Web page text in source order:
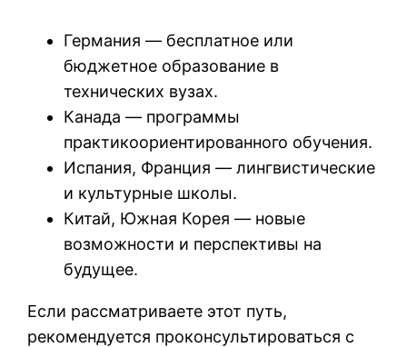
Германия — бесплатное или
бюджетное образование в
технических вузах.
Канада — программы
практикоориентированного обучения.
Испания, Франция — лингвистические
и культурные школы.
Китай, Южная Корея — новые
возможности и перспективы на
будущее.
Если рассматриваете этот путь,
рекомендуется проконсультироваться с